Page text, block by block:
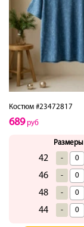
Костюм #23472817
689руб
Размеры
42 -
46 -
48 -
44 -